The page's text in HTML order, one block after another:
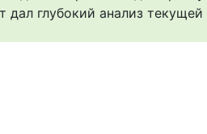
глубокий анализ текущей